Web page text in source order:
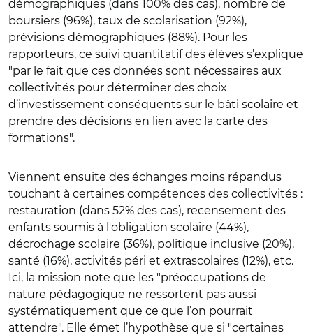
démographiques (dans 100% des cas), nombre de
boursiers (96%), taux de scolarisation (92%),
prévisions démographiques (88%). Pour les
rapporteurs, ce suivi quantitatif des élèves s’explique
"par le fait que ces données sont nécessaires aux
collectivités pour déterminer des choix
d’investissement conséquents sur le bâti scolaire et
prendre des décisions en lien avec la carte des
formations".
Viennent ensuite des échanges moins répandus
touchant à certaines compétences des collectivités :
restauration (dans 52% des cas), recensement des
enfants soumis à l'obligation scolaire (44%),
décrochage scolaire (36%), politique inclusive (20%),
santé (16%), activités péri et extrascolaires (12%), etc.
Ici, la mission note que les "préoccupations de
nature pédagogique ne ressortent pas aussi
systématiquement que ce que l’on pourrait
attendre". Elle émet l’hypothèse que si "certaines